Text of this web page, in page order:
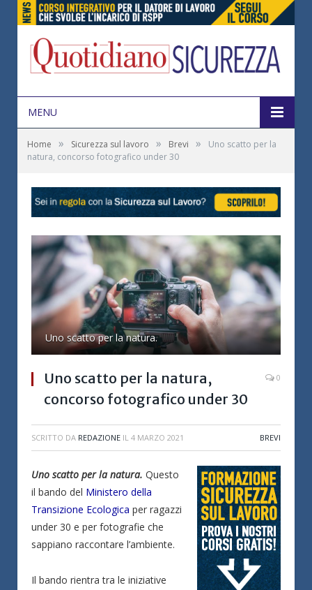
MENU
Home » Sicurezza sul lavoro » Brevi »
Uno scatto per la
natura, concorso fotografico under 30
Uno scatto per la natura.
Uno scatto per la natura,
concorso fotografico under 30
0
SCRITTO DA REDAZIONE IL 4 MARZO 2021 BREVI
Uno scatto per la natura. Questo
il bando del Ministero della
Transizione Ecologica per ragazzi
under 30 e per fotografie che
sappiano raccontare l’ambiente.
Il bando rientra tra le iniziative